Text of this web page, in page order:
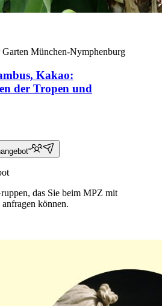
Garten München-Nymphenburg
Kakao:
der Tropen und
das Sie beim MPZ mit
können.